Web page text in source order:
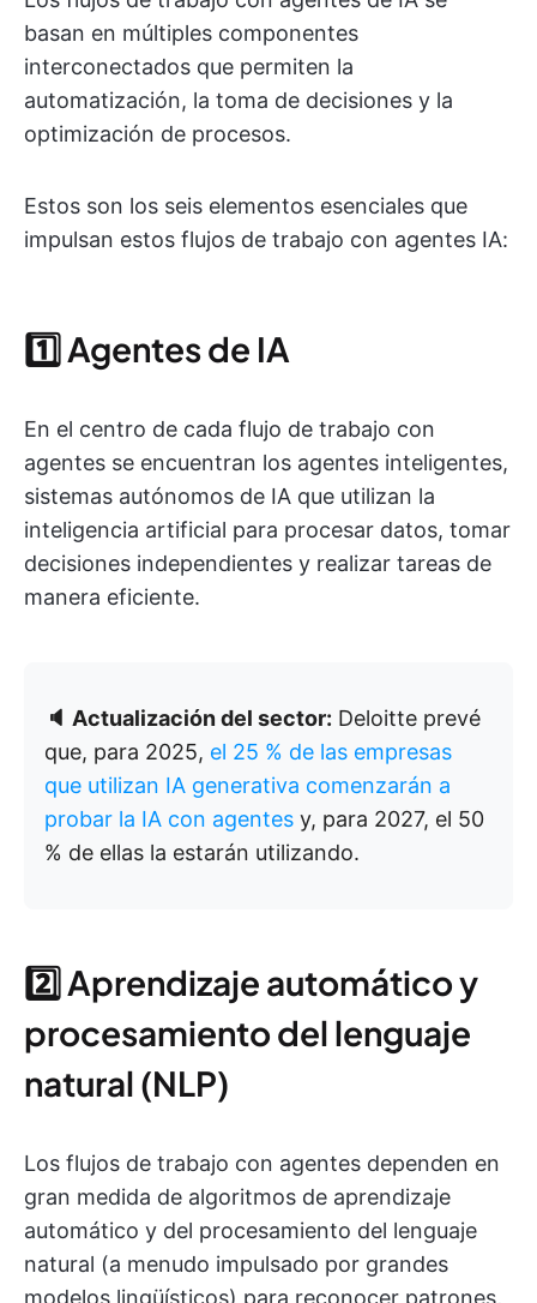
basan en múltiples componentes
interconectados que permiten la
automatización, la toma de decisiones y la
optimización de procesos.
Estos son los seis elementos esenciales que
impulsan estos flujos de trabajo con agentes IA:
1️⃣ Agentes de IA
En el centro de cada flujo de trabajo con
agentes se encuentran los agentes inteligentes,
sistemas autónomos de IA que utilizan la
inteligencia artificial para procesar datos, tomar
decisiones independientes y realizar tareas de
manera eficiente.
🔈 Actualización del sector: Deloitte prevé
que, para 2025, el 25 % de las empresas
que utilizan IA generativa comenzarán a
probar la IA con agentes y, para 2027, el 50
% de ellas la estarán utilizando.
2️⃣ Aprendizaje automático y
procesamiento del lenguaje
natural (NLP)
Los flujos de trabajo con agentes dependen en
gran medida de algoritmos de aprendizaje
automático y del procesamiento del lenguaje
natural (a menudo impulsado por grandes
modelos lingüísticos) para reconocer patrones,